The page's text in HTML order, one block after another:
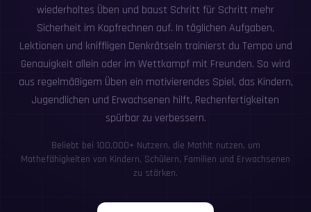
wiederholtes Üben und baust Schritt für Schritt mehr
Sicherheit im Kopfrechnen auf. In täglichen Aufgaben,
Lektionen und kniffligen Denkrätseln trainierst du Tempo und
Genauigkeit allein oder im Wettkampf mit Freunden. So wird
aus regelmäßigem Üben ein motivierendes Spiel, das Kindern,
Jugendlichen und Erwachsenen hilft, Rechenfertigkeiten
spürbar zu verbessern.
Beliebt bei 100,000+ Nutzern, die MathIt nutzen, um
Mathefähigkeiten von Kindern, Schülern, Familien und Erwachsenen
zu stärken.